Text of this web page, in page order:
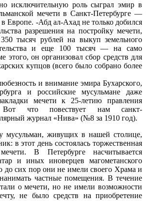
исключительную роль сыграл эмир в
мечети в Санкт-Петербурге —
Европе. -Абд ал-Ахад не только добился
разрешения на постройку мечети,
тысяч рублей на выкуп земельного
и еще 100 тысяч — на само
этого, он организовал сбор средств для
купцов (всего было собрано более
и внимание эмира Бухарского,
и российские мусульмане даже
мечети к 25-летию правления
Вот что повествует нам санкт-
журнал «Нива» (№8 за 1910 год).
у мусульман, живущих в нашей столице,
в этот день состоялась торжественная
В Петербурге насчитывается
и иных иноверцев магометанского
до сих пор они не имели своего Храма и
частные помещения. В течение
о мечети, но не имели возможности
не было средств на приобретение